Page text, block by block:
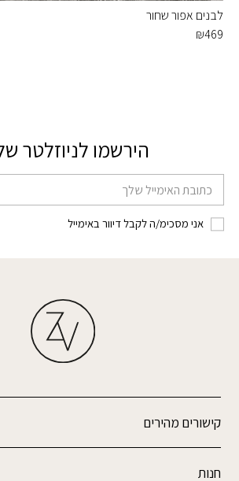
לבנים אפור שחור
₪469
הירשמו לניוזלטר
דוא׳׳ל
אני מסכימ/ה לקבל דיוור באימייל
קישורים מהירים
חנות